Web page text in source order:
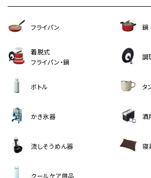
フライパン 鍋
着脱式
フライパン・鍋
調
ボトル タ
かき氷器 酒
流しそうめん器 寝
クールケア用品